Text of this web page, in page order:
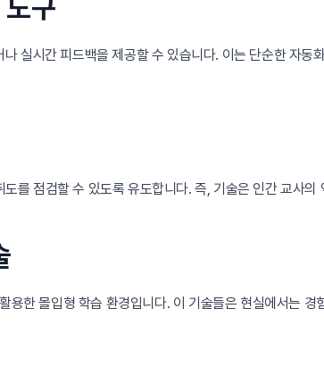
구
실시간 피드백을 제공할 수 있습니다. 이는 단순한 자동
를 점검할 수 있도록 유도합니다. 즉, 기술은 인간 교사의
한 몰입형 학습 환경입니다. 이 기술들은 현실에서는 경